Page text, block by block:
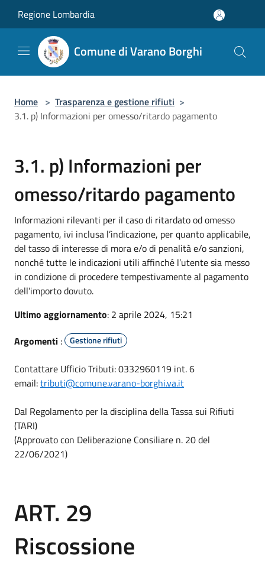
Regione Lombardia
Comune di Varano Borghi
Home > Trasparenza e gestione rifiuti >
3.1. p) Informazioni per omesso/ritardo pagamento
3.1. p) Informazioni per
omesso/ritardo pagamento
Informazioni rilevanti per il caso di ritardato od omesso
pagamento, ivi inclusa l’indicazione, per quanto applicabile,
del tasso di interesse di mora e/o di penalità e/o sanzioni,
nonché tutte le indicazioni utili affinché l’utente sia messo
in condizione di procedere tempestivamente al pagamento
dell’importo dovuto.
Ultimo aggiornamento: 2 aprile 2024, 15:21
Argomenti : Gestione rifiuti
Contattare Ufficio Tributi: 0332960119 int. 6
email:tributi@comune.varano-borghi.va.it
Dal Regolamento per la disciplina della Tassa sui Rifiuti
(TARI)
(Approvato con Deliberazione Consiliare n. 20 del
22/06/2021)
ART. 29
Riscossione